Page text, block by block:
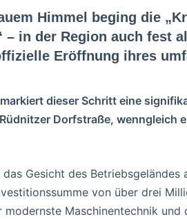
Himmel beging die
in der Region auch fest
Eröffnung ihres
dieser Schritt eine
Dorfstraße, wenngleich
Gesicht des Betriebsgeländes
von über drei
Maschinentechnik und